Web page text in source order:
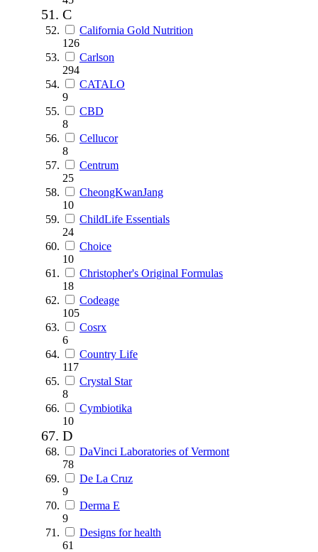
C
California Gold Nutrition
126
Carlson
294
CATALO
9
CBD
8
Cellucor
8
Centrum
25
CheongKwanJang
10
ChildLife Essentials
24
Choice
10
Christopher's Original Formulas
18
Codeage
105
Cosrx
6
Country Life
117
Crystal Star
8
Cymbiotika
10
D
DaVinci Laboratories of Vermont
78
De La Cruz
9
Derma E
9
Designs for health
61